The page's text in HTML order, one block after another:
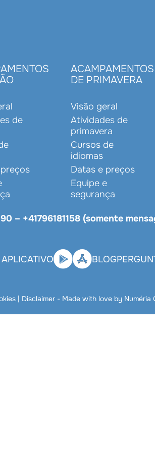
de
ACAMPAMENTOS
DE PRIMAVERA
Visão geral
Atividades de
primavera
Cursos de
idiomas
Datas e preços
Equipe e
segurança
– +41796181158 (somente
BLOG
| Disclaimer - Made with love by Numéria